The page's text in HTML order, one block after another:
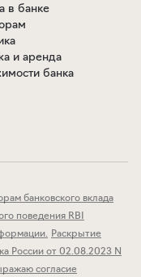
в банке
и аренда
банка
банковского вклада
поведения RBI
. Раскрытие
России от 02.08.2023 N
согласие